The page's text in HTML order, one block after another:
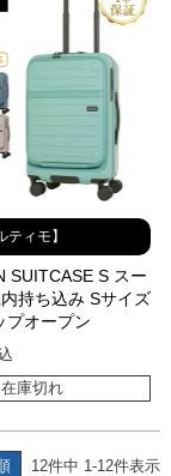
ティモ】
SUITCASE S スー
持ち込み Sサイズ
オープン
在庫切れ
12件中 1-12件表示